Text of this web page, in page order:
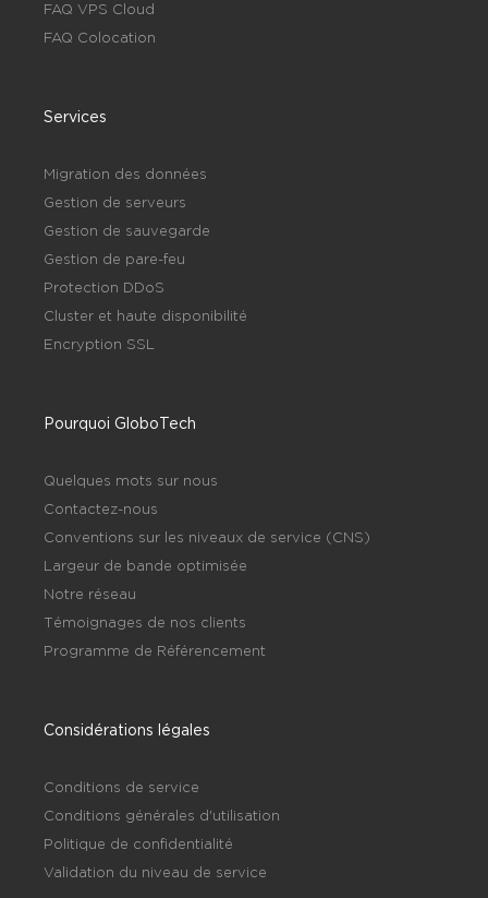
FAQ VPS Cloud
FAQ Colocation
Services
Migration des données
Gestion de serveurs
Gestion de sauvegarde
Gestion de pare-feu
Protection DDoS
Cluster et haute disponibilité
Encryption SSL
Pourquoi GloboTech
Quelques mots sur nous
Contactez-nous
Conventions sur les niveaux de service (CNS)
Largeur de bande optimisée
Notre réseau
Témoignages de nos clients
Programme de Référencement
Considérations légales
Conditions de service
Conditions générales d'utilisation
Politique de confidentialité
Validation du niveau de service